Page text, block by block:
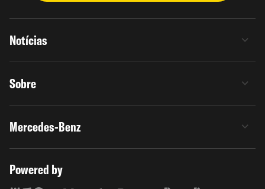
Notícias
Sobre
Mercedes-Benz
Powered by